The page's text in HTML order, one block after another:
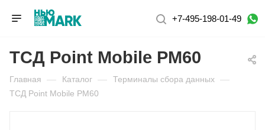
+7-495-198-01-49
ТСД Point Mobile PM60
Главная — Каталог — Терминалы сбора данных —
ТСД Point Mobile PM60